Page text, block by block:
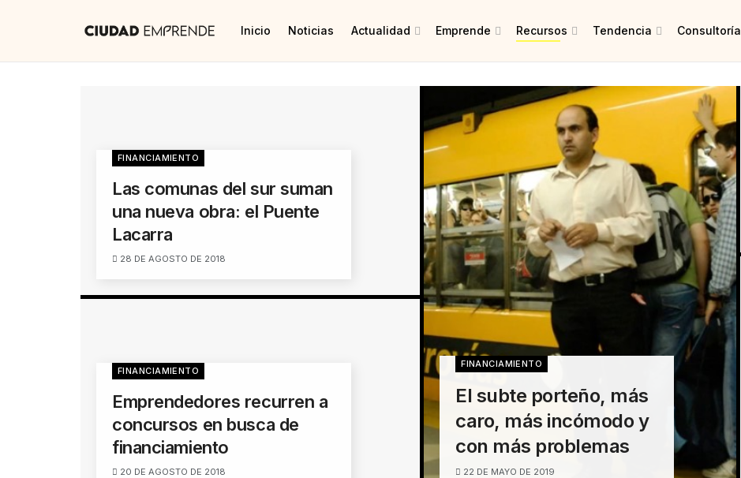
Inicio Noticias Actualidad Emprende Recursos Tendencia Consultoría
FINANCIAMIENTO
El subte porteño, más
caro, más incómodo y
con más problemas
22 DE MAYO DE 2019
FINANCIAMIENTO
Las comunas del sur suman
una nueva obra: el Puente
Lacarra
28 DE AGOSTO DE 2018
FINANCIAMIENTO
Emprendedores recurren a
concursos en busca de
financiamiento
20 DE AGOSTO DE 2018